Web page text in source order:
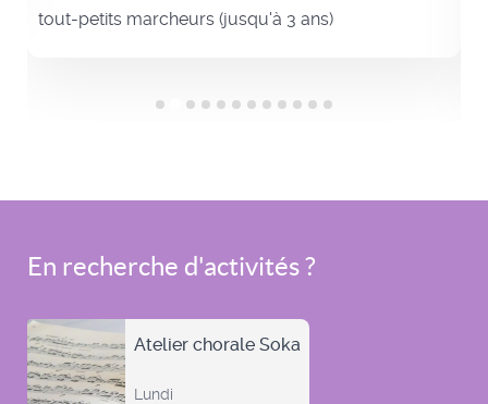
tout-petits marcheurs (jusqu'à 3 ans)
En recherche d'activités ?
Atelier chorale Soka
Lundi